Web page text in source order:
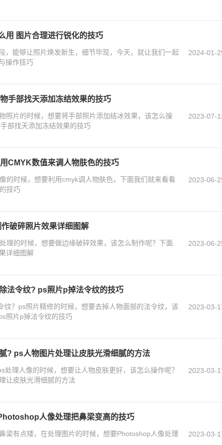
用 图片合理进行锐化的技巧
，能够让照片焕发新生，细节毕现，今天，就让我们一起
操作技巧
2024-01-
手部找天添加冻结效果的技巧
照片的时候，想要将手部照片添加结冰效果，该怎么操
部找天添加冻结效果的技巧
2023-07-
CMYK数值来调人物肤色的技巧
的时候，想要利用cmyk调人物肤色，下面我们就来看看
技巧
2023-06-
破碎照片效果详细图解
理的时候，想要做边缘破碎效果，该怎么制作呢？下面
详细图解
2023-06-
法令纹? ps照片p掉法令纹的技巧
纹？ps照片精修的时候，想要去掉人物面部的法令纹，该
照片p掉法令纹的技巧
2023-03-
? ps人物图片处理让皮肤光滑细腻的方法
理人像的时候，想要让人物皮肤更好，该怎么操作呢？
让皮肤光滑细腻的方法
2023-03-
人像处理把鼻梁变高的技巧
梁有点矮，在处理图片的时候，想要Photoshop人像处理 2023-03-